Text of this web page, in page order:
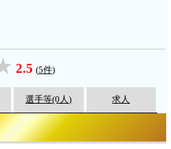
2.5 (5件)
選手等(0人) 求人